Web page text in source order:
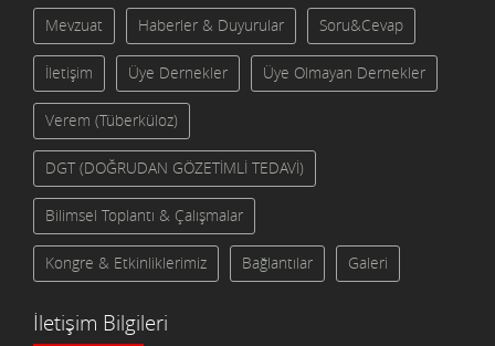
Mevzuat Haberler & Duyurular Soru&Cevap
İletişim Üye Dernekler Üye Olmayan Dernekler
Verem (Tüberküloz)
DGT (DOĞRUDAN GÖZETİMLİ TEDAVİ)
Bilimsel Toplantı & Çalışmalar
Kongre & Etkinliklerimiz Bağlantılar Galeri
İletişim Bilgileri